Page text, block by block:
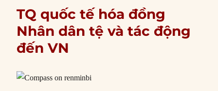
TQ quốc tế hóa đồng
Nhân dân tệ và tác động
đến VN